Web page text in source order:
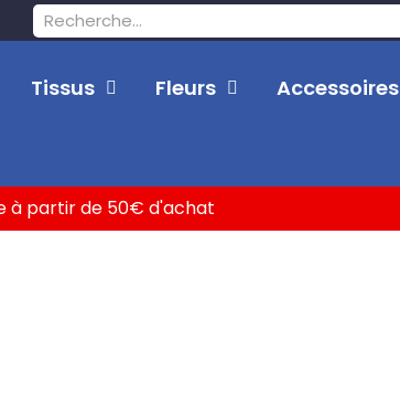
Tissus Fleurs
Accessoires
à partir de 50€ d'achat